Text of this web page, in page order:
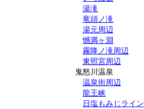
湯滝
竜頭ノ滝
湯元周辺
憾満ヶ淵
霧降ノ滝周辺
東照宮周辺
鬼怒川温泉
温泉街周辺
龍王峡
日塩もみじライン